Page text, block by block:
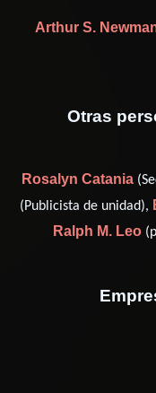
Arthur S.
Otras
Rosalyn Catania
(Publicista de unidad),
Ralph M. Leo